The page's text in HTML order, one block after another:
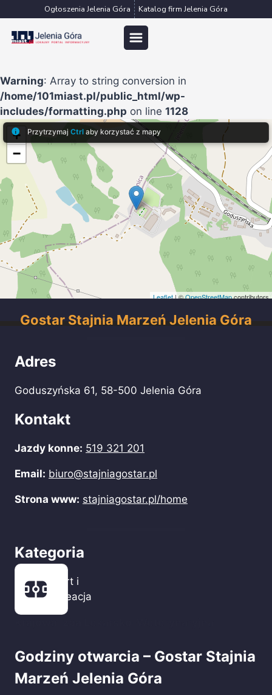
do
treści
Ogłoszenia Jelenia Góra Katalog firm Jelenia Góra
Warning: Array to string conversion in
/home/101miast.pl/public_html/wp-
includes/formatting.php on line 1128
+
−
Leaflet| ©OpenStreetMapcontributors
Przytrzymaj Ctrl aby korzystać z mapy
Gostar Stajnia Marzeń Jelenia Góra
Adres
Goduszyńska 61, 58-500 Jelenia Góra
Kontakt
Jazdy konne: 519 321 201
Email: biuro@stajniagostar.pl
Strona www: stajniagostar.pl/home
Kategoria
Sport i
rekreacja
Godziny otwarcia – Gostar Stajnia
Marzeń Jelenia Góra